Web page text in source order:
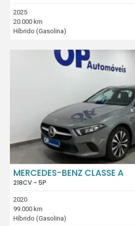
2025
20.000 km
Híbrido (Gasolina)
MERCEDES-BENZ CLASSE A
218CV - 5P
2020
99.000 km
Híbrido (Gasolina)